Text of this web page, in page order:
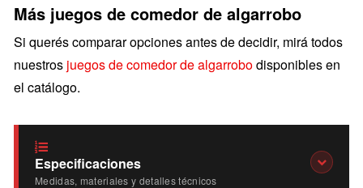
Más juegos de comedor de algarrobo
Si querés comparar opciones antes de decidir, mirá todos
nuestros juegos de comedor de algarrobodisponibles en
el catálogo.
Especificaciones
Medidas, materiales y detalles técnicos